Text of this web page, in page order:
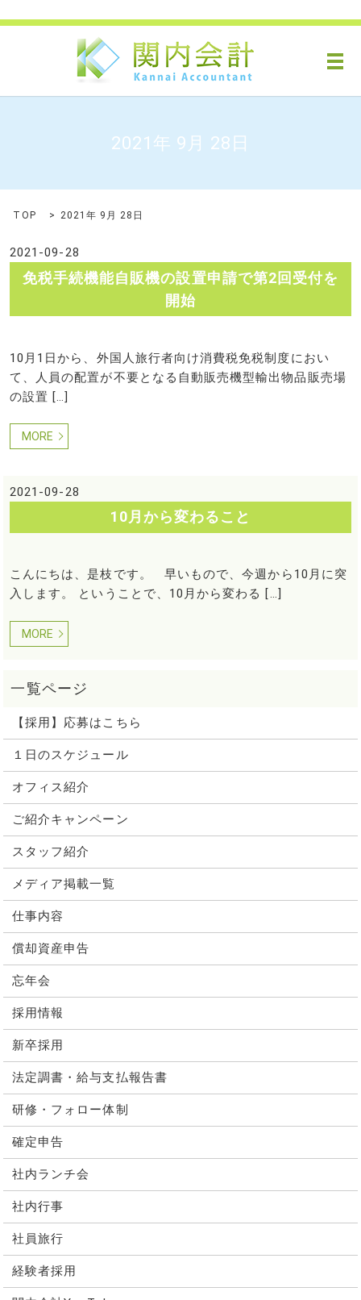
メ
2021年 9月 28日
TOP 2021年 9月 28日
2021-09-28
免税手続機能自販機の設置申請で第2回受付を
開始
10月1日から、外国人旅行者向け消費税免税制度におい
て、人員の配置が不要となる自動販売機型輸出物品販売場
の設置 […]
MORE
2021-09-28
10月から変わること
こんにちは、是枝です。 早いもので、今週から10月に突
入します。 ということで、10月から変わる […]
MORE
【採用】応募はこちら
１日のスケジュール
オフィス紹介
ご紹介キャンペーン
スタッフ紹介
メディア掲載一覧
仕事内容
償却資産申告
忘年会
採用情報
新卒採用
法定調書・給与支払報告書
研修・フォロー体制
確定申告
社内ランチ会
社内行事
社員旅行
経験者採用